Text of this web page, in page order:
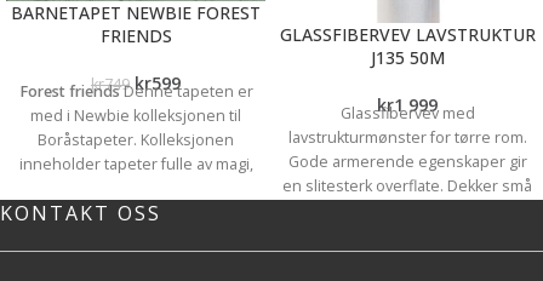
BARNETAPET NEWBIE FOREST
FRIENDS
kr749 kr599
Forest friendsDenne tapeten er
med i Newbie kolleksjonen til
Boråstapeter. Kolleksjonen
inneholder tapeter fulle av magi,
drøm for barnerommet men den
GLASSFIBERVEV LAVSTRUKTUR
J135 50M
kr1 999
Glassfibervev med
lavstrukturmønster for tørre rom.
Gode armerende egenskaper gir
en slitesterk overflate. Dekker små
Kan brukes i tørre rom for å oppnå
KONTAKT OSS